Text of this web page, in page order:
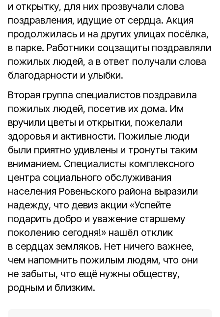
и открытку, для них прозвучали слова
поздравления, идущие от сердца. Акция
продолжилась и на других улицах посёлка,
в парке. Работники соцзащиты поздравляли
пожилых людей, а в ответ получали слова
благодарности и улыбки.
Вторая группа специалистов поздравила
пожилых людей, посетив их дома. Им
вручили цветы и открытки, пожелали
здоровья и активности. Пожилые люди
были приятно удивлены и тронуты таким
вниманием. Специалисты комплексного
центра социального обслуживания
населения Ровеньского района выразили
надежду, что девиз акции «Успейте
подарить добро и уважение старшему
поколению сегодня!» нашёл отклик
в сердцах земляков. Нет ничего важнее,
чем напомнить пожилым людям, что они
не забыты, что ещё нужны обществу,
родным и близким.